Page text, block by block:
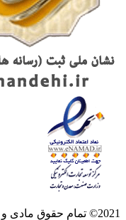
حقوق مادی و معنوی